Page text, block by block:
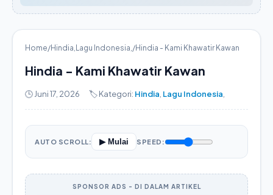
Home/Hindia, Lagu Indonesia,/Hindia - Kami Khawatir Kawan
Hindia - Kami Khawatir Kawan
🕒 Juni 17, 2026 🏷️ Kategori: Hindia Lagu Indonesia
AUTO SCROLL: ▶ Mulai SPEED:
SPONSOR ADS - DI DALAM ARTIKEL